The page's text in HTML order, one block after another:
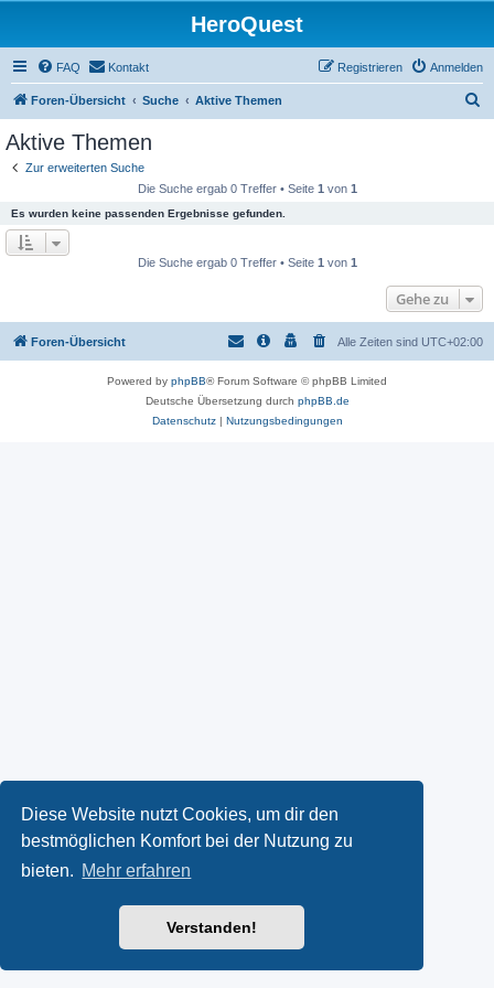
Diese Website nutzt Cookies, um dir den
bestmöglichen Komfort bei der Nutzung zu
bieten. Mehr erfahren
Verstanden!
HeroQuest
FAQ Kontakt Anmelden
Registrieren
Foren-Übersicht Suche Aktive Themen
Aktive Themen
Zur erweiterten Suche
Die Suche ergab 0 Treffer • Seite 1 von 1
Es wurden keine passenden Ergebnisse gefunden.
Die Suche ergab 0 Treffer • Seite 1 von 1
Gehe zu
Foren-Übersicht Alle Zeiten sind UTC+02:00
Powered by phpBB® Forum Software © phpBB Limited
Deutsche Übersetzung durch phpBB.de
Datenschutz| Nutzungsbedingungen